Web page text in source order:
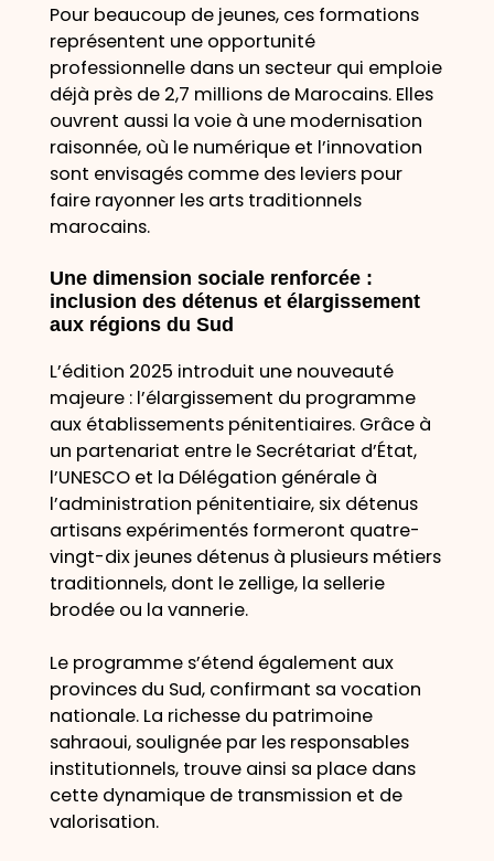
Pour beaucoup de jeunes, ces formations
représentent une opportunité
professionnelle dans un secteur qui emploie
déjà près de 2,7 millions de Marocains. Elles
ouvrent aussi la voie à une modernisation
raisonnée, où le numérique et l’innovation
sont envisagés comme des leviers pour
faire rayonner les arts traditionnels
marocains.
Une dimension sociale renforcée :
inclusion des détenus et élargissement
aux régions du Sud
L’édition 2025 introduit une nouveauté
majeure : l’élargissement du programme
aux établissements pénitentiaires. Grâce à
un partenariat entre le Secrétariat d’État,
l’UNESCO et la Délégation générale à
l’administration pénitentiaire, six détenus
artisans expérimentés formeront quatre-
vingt-dix jeunes détenus à plusieurs métiers
traditionnels, dont le zellige, la sellerie
brodée ou la vannerie.
Le programme s’étend également aux
provinces du Sud, confirmant sa vocation
nationale. La richesse du patrimoine
sahraoui, soulignée par les responsables
institutionnels, trouve ainsi sa place dans
cette dynamique de transmission et de
valorisation.